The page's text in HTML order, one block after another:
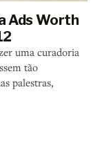
Ads Worth
uma curadoria
tão
palestras,